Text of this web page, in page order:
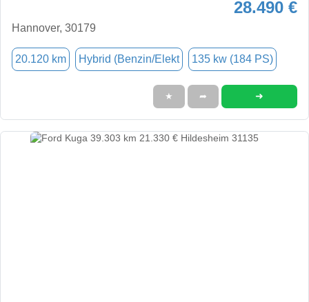
28.490 €
Hannover, 30179
20.120 km Hybrid (Benzin/Elekt 135 kw (184 PS)
★ ➦ ➜